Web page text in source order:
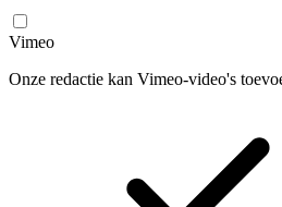
Vimeo
Onze redactie kan Vimeo-video's